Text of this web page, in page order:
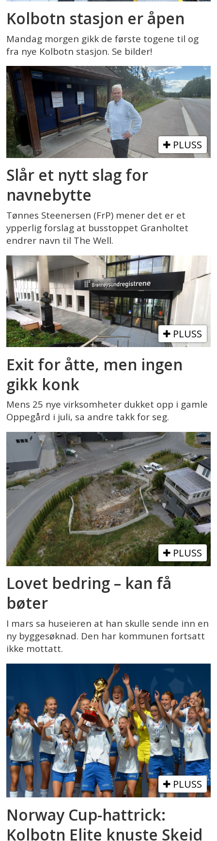
Kolbotn stasjon er åpen
Mandag morgen gikk de første togene til og
fra nye Kolbotn stasjon. Se bilder!
PLUSS
Slår et nytt slag for
navnebytte
Tønnes Steenersen (FrP) mener det er et
ypperlig forslag at busstoppet Granholtet
endrer navn til The Well.
PLUSS
Exit for åtte, men ingen
gikk konk
Mens 25 nye virksomheter dukket opp i gamle
Oppegård i juli, sa andre takk for seg.
PLUSS
Lovet bedring – kan få
bøter
I mars sa huseieren at han skulle sende inn en
ny byggesøknad. Den har kommunen fortsatt
ikke mottatt.
PLUSS
Norway Cup-hattrick:
Kolbotn Elite knuste Skeid